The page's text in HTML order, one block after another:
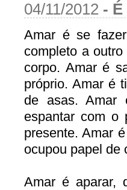
04/11/2012 - É
Amar é se
completo a
corpo. Amar é
próprio. Amar é
de asas. Amar
espantar com o
presente. Amar
ocupou papel de
Amar é aparar,